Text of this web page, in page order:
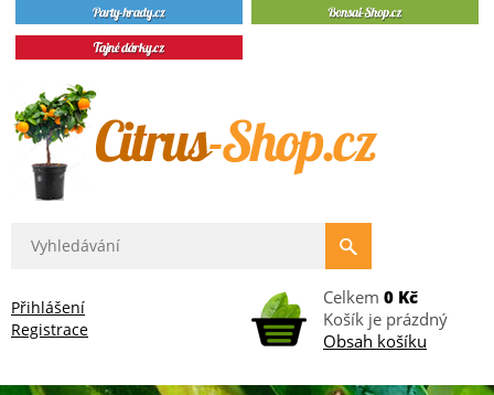
Přihlášení
Registrace
Celkem 0 Kč
Košík je prázdný
Obsah košíku